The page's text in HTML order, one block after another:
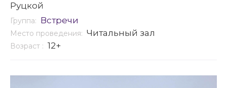
Руцкой
Группа: Встречи
Место проведения: Читальный зал
Возраст : 12+